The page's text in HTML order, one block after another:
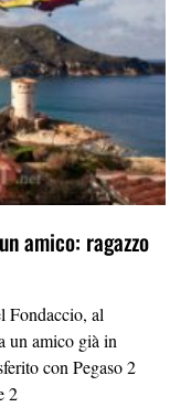
amico: ragazzo
Fondaccio, al
un amico già in
con Pegaso 2
2